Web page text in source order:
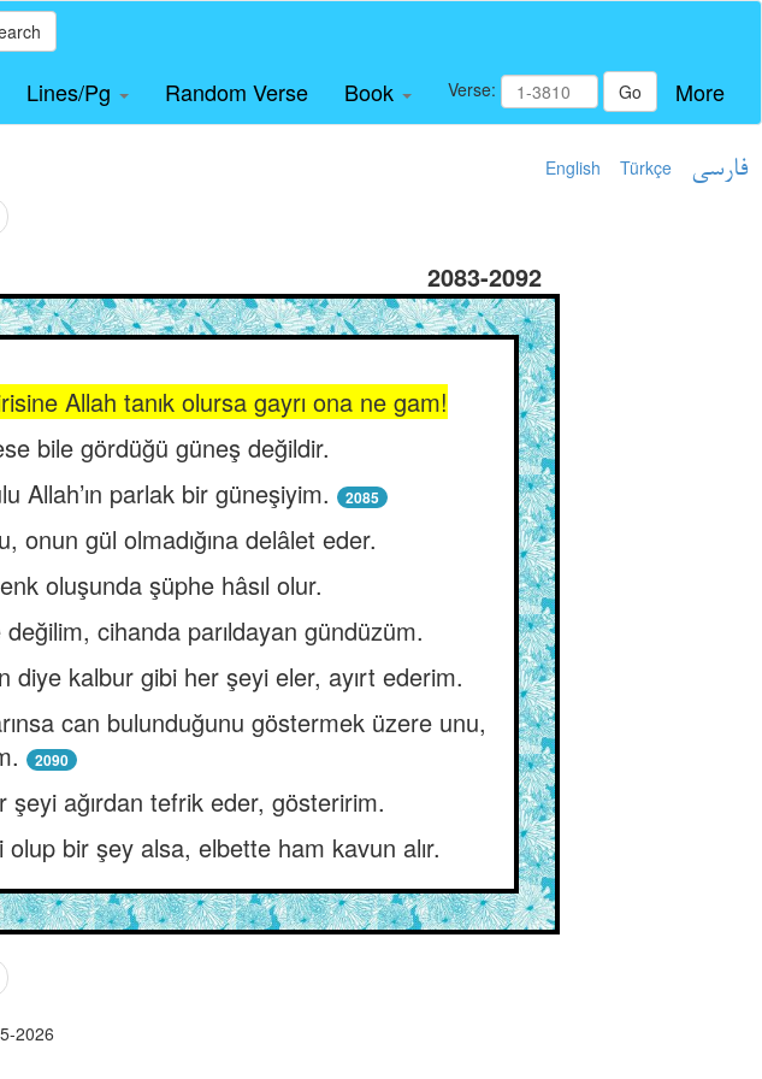
Lines/Pg Random Verse Book Verse: Go More
English Türkçe فارسی
2083-2092
Allah tanık olursa gayrı ona ne gam!
bile gördüğü güneş değildir.
Allah’ın parlak bir güneşiyim.
2085
gül olmadığına delâlet eder.
oluşunda şüphe hâsıl olur.
cihanda parıldayan gündüzüm.
diye kalbur gibi her şeyi eler, ayırt ederim.
can bulunduğunu göstermek üzere unu,
2090
ağırdan tefrik eder, gösteririm.
bir şey alsa, elbette ham kavun alır.
2026